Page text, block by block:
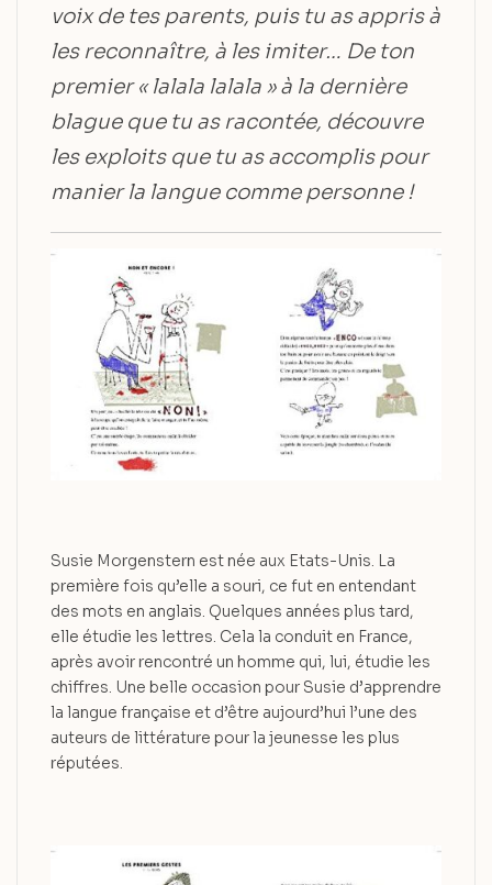
voix de tes parents, puis tu as appris à
les reconnaître, à les imiter… De ton
premier « lalala lalala » à la dernière
blague que tu as racontée, découvre
les exploits que tu as accomplis pour
manier la langue comme personne !
Susie Morgenstern est née aux Etats-Unis. La
première fois qu’elle a souri, ce fut en entendant
des mots en anglais. Quelques années plus tard,
elle étudie les lettres. Cela la conduit en France,
après avoir rencontré un homme qui, lui, étudie les
chiffres. Une belle occasion pour Susie d’apprendre
la langue française et d’être aujourd’hui l’une des
auteurs de littérature pour la jeunesse les plus
réputées.